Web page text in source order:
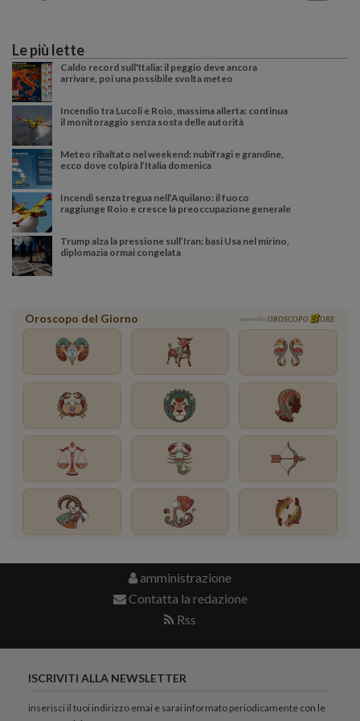
Le più lette
Caldo record sull'Italia: il peggio deve ancora
arrivare, poi una possibile svolta meteo
Incendio tra Lucoli e Roio, massima allerta: continua
il monitoraggio senza sosta delle autorità
Meteo ribaltato nel weekend: nubifragi e grandine,
ecco dove colpirà l’Italia domenica
Incendi senza tregua nell’Aquilano: il fuoco
raggiunge Roio e cresce la preoccupazione generale
Trump alza la pressione sull’Iran: basi Usa nel mirino,
diplomazia ormai congelata
Oroscopo del Giorno powered by OROSCOPO ORE
amministrazione
Contatta la redazione
Rss
ISCRIVITI ALLA NEWSLETTER
inserisci il tuoi indirizzo emai e sarai informato periodicamente con le